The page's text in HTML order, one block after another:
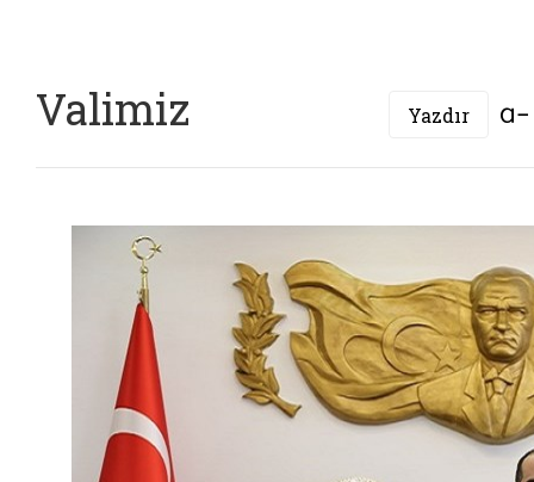
Valimiz Yazdır